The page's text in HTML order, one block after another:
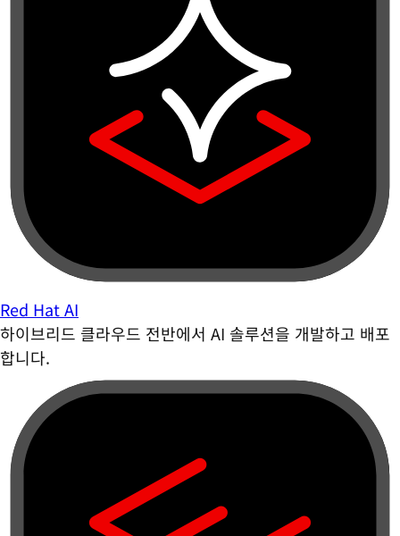
Red Hat AI
하이브리드 클라우드 전반에서 AI 솔루션을 개발하고 배포
합니다.